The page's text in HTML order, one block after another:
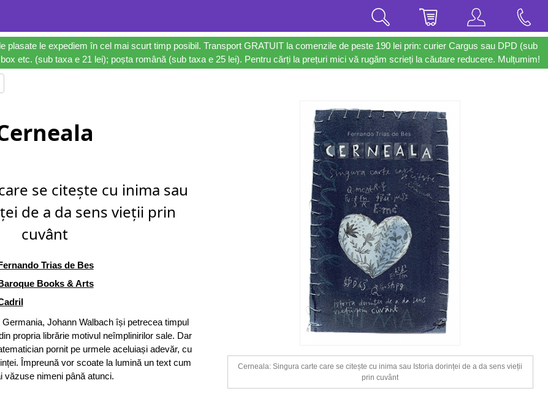
plasate le expediem în cel mai scurt timp posibil. Transport GRATUIT la comenzile de peste 190 lei prin: curier Cargus sau DPD (sub
etc. (sub taxa e 21 lei); poșta română (sub taxa e 25 lei). Pentru cărți la prețuri mici vă rugăm scrieți la căutare reducere. Mulțumim!
se citește cu inima sau
de a da sens vieții prin
cuvânt
Trias de Bes
Books & Arts
Johann Walbach își petrecea timpul
propria librărie motivul neîmplinirilor sale. Dar
pornit pe urmele aceluiași adevăr, cu
Împreună vor scoate la lumină un text cum
văzuse nimeni până atunci.
Cerneala: Singura carte care se citește cu inima sau Istoria dorinței de a da sens vieții
prin cuvânt